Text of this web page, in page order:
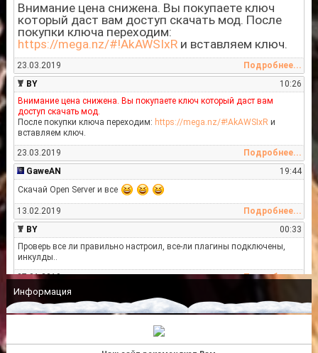
Внимание цена снижена. Вы покупаете ключ
который даст вам доступ скачать мод. После
покупки ключа переходим:
https://mega.nz/#!AkAWSIxRи вставляем ключ.
Подробнее...
23.03.2019
10:26
BY
Внимание цена снижена. Вы покупаете ключ который даст вам
доступ скачать мод.
После покупки ключа переходим: https://mega.nz/#!AkAWSIxR и
вставляем ключ.
Подробнее...
23.03.2019
19:44
GaweAN
Скачай Open Server и все
Подробнее...
13.02.2019
00:33
BY
Проверь все ли правильно настроил, все-ли плагины подключены,
инкулды..
Подробнее...
27.01.2019
Lancy233
хм... или что-то не то делаю или мод кривой когда залил мод
Подробнее...
27.01.2019
Информация